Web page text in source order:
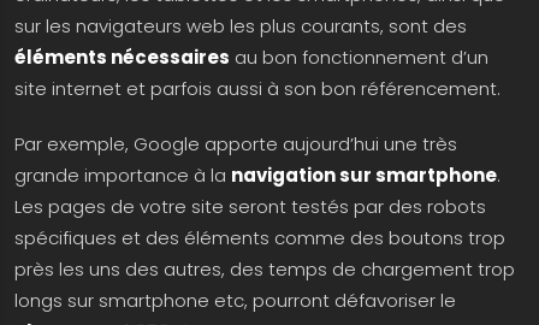
sur les navigateurs web les plus courants, sont des
éléments nécessaires au bon fonctionnement d’un
site internet et parfois aussi à son bon référencement.
Par exemple, Google apporte aujourd’hui une très
grande importance à la navigation sur smartphone.
Les pages de votre site seront testés par des robots
spécifiques et des éléments comme des boutons trop
près les uns des autres, des temps de chargement trop
longs sur smartphone etc, pourront défavoriser le